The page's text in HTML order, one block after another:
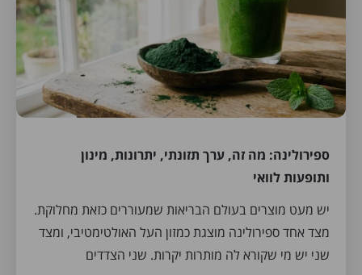
ספירולינה: מה זה, ערך תזונתי, יתרונות, מינון
ותופעות לוואי
יש מעט מוצרים בעולם הבריאות שמעוררים כזאת מחלוקת.
מצד אחד ספירולינה מוצגת כמזון העל האולטימטיבי, ומצד
שני יש מי שקורא לה מותרות יקרות. שני הצדדים